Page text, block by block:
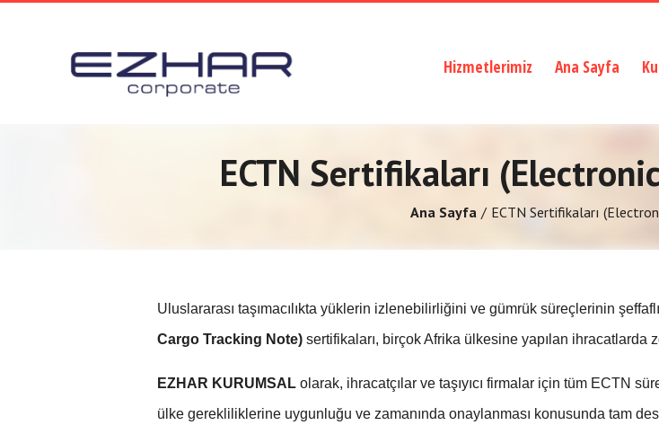
Hizmetlerimiz Ana Sayfa
ECTN Sertifikaları
Ana Sayfa ECTN Sertifikaları
Uluslararası taşımacılıkta yüklerin izlenebilirliğini ve gümrük süreçlerinin
Cargo Tracking Note)sertifikaları, birçok Afrika ülkesine yapılan ihracatlarda
EZHAR KURUMSALolarak, ihracatçılar ve taşıyıcı firmalar için tüm ECTN
ülke gerekliliklerine uygunluğu ve zamanında onaylanması konusunda tam